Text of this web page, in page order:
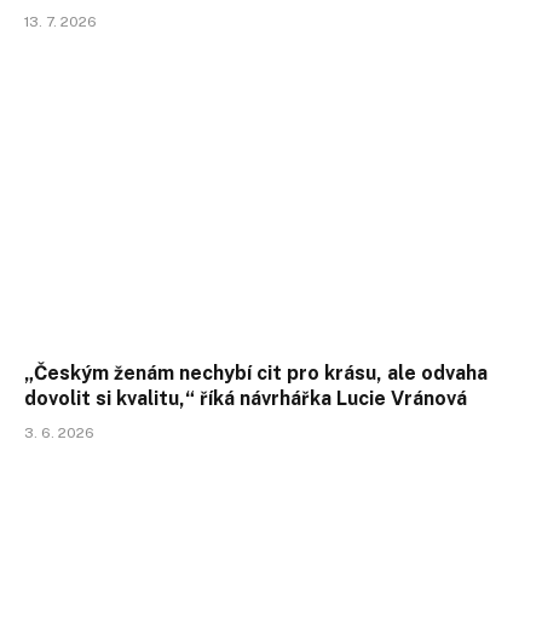
13. 7. 2026
„Českým ženám nechybí cit pro krásu, ale odvaha
dovolit si kvalitu,“ říká návrhářka Lucie Vránová
3. 6. 2026